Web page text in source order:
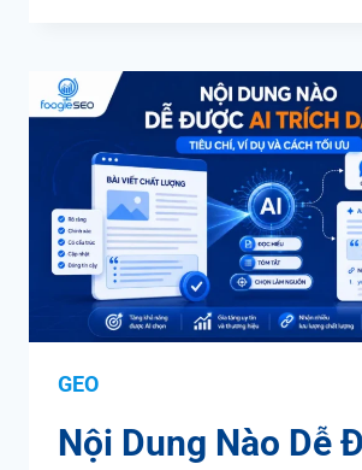
GEO
Nội Dung Nào Dễ